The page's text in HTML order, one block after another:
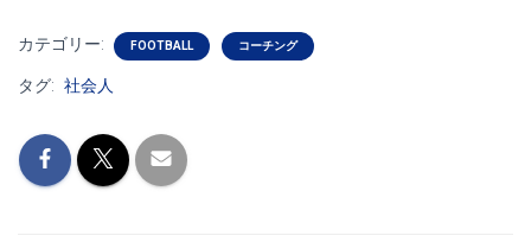
カテゴリー: FOOTBALL コーチング
タグ: 社会人